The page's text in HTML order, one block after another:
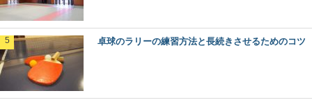
卓球のラリーの練習方法と長続きさせるためのコツ